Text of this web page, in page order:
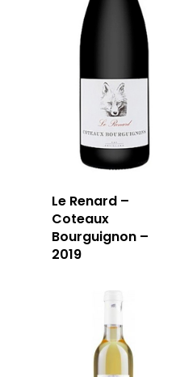
Le Renard –
Coteaux
Bourguignon –
2019